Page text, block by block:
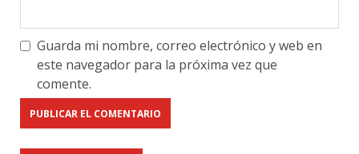
Guarda mi nombre, correo electrónico y web en
este navegador para la próxima vez que
comente.